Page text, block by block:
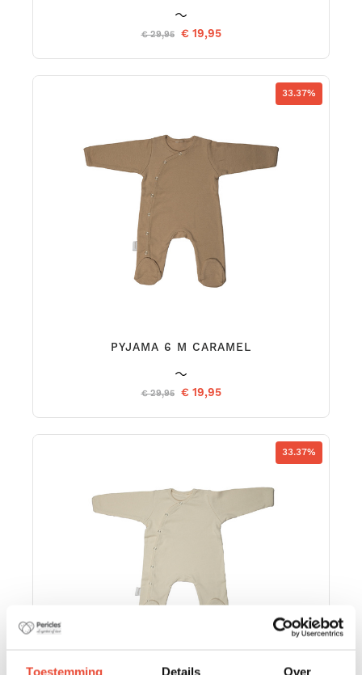
Toestemming Details Over
€ 29,95 € 19,95
33.37%
PYJAMA 6 M CARAMEL
€ 29,95 € 19,95
33.37%